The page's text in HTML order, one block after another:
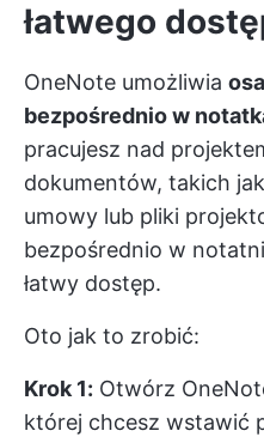
łatwego
OneNote umożliwia
bezpośrednio w
pracujesz nad
dokumentów, takich
umowy lub pliki
bezpośrednio w
łatwy dostęp.
Oto jak to zrobić:
Krok 1: Otwórz
której chcesz wstawić